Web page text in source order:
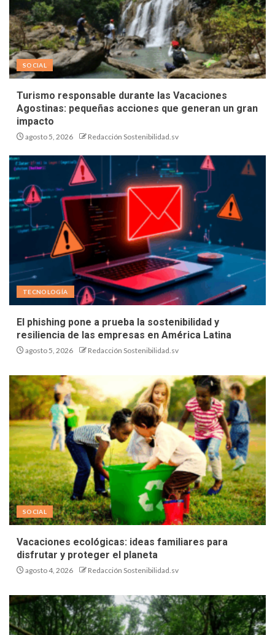
SOCIAL
Turismo responsable durante las Vacaciones
Agostinas: pequeñas acciones que generan un gran
impacto
agosto 5, 2026 Redacción Sostenibilidad.sv
TECNOLOGÍA
El phishing pone a prueba la sostenibilidad y
resiliencia de las empresas en América Latina
agosto 5, 2026 Redacción Sostenibilidad.sv
SOCIAL
Vacaciones ecológicas: ideas familiares para
disfrutar y proteger el planeta
agosto 4, 2026 Redacción Sostenibilidad.sv